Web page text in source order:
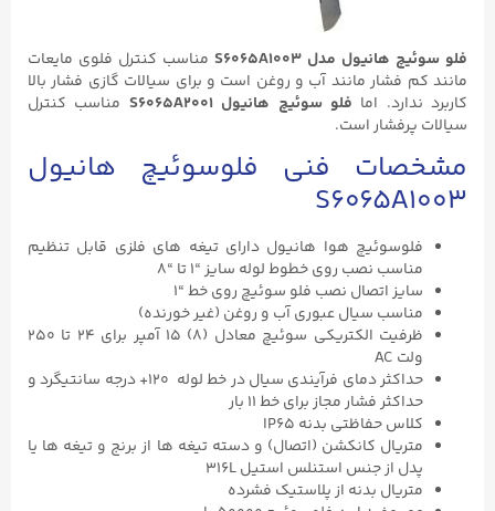
فلو سوئیچ هانیول مدل S6065A1003
مناسب کنترل فلوی مایعات
مانند کم فشار مانند آب و روغن است و برای سیالات گازی فشار بالا
کاربرد ندارد. اما فلو سوئیچ هانیول S6065A2001
مناسب کنترل
سیالات پرفشار است.
مشخصات فنی فلوسوئیچ هانیول
S6065A1003
فلوسوئیچ هوا هانیول دارای تیغه های فلزی قابل تنظیم
مناسب نصب روی خطوط لوله سایز “۱ تا “۸
سایز اتصال نصب فلو سوئیچ روی خط “۱
مناسب سیال عبوری آب و روغن (غیر خورنده)
ظرفیت الکتریکی سوئیچ معادل (۸) ۱۵ آمپر برای ۲۴ تا ۲۵۰
ولت AC
حداکثر دمای فرآیندی سیال در خط لوله ۱۲۰+ درجه سانتیگرد و
حداکثر فشار مجاز برای خط ۱۱ بار
کلاس حفاظتی بدنه IP65
متریال کانکشن (اتصال) و دسته تیغه ها از برنج و تیغه ها یا
پدل از جنس استنلس استیل 316L
متریال بدنه از پلاستیک فشرده